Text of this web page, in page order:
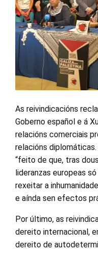
As reivindicacións
Goberno español e á
relacións comerciais
relacións
“feito de que, tras
lideranzas europeas
rexeitar a
e aínda sen efectos
Por último, as
dereito internacional,
dereito de